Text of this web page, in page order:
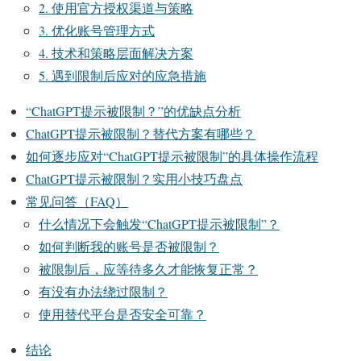
2. 使用官方授权渠道与策略
3. 优化账号管理方式
4. 技术和策略层面解决方案
5. 遇到限制后应对的应急措施
“ChatGPT提示被限制？”的优缺点分析
ChatGPT提示被限制？替代方案有哪些？
如何逐步应对“ChatGPT提示被限制”的具体操作流程
ChatGPT提示被限制？实用小技巧盘点
常见问答（FAQ）
什么情况下会触发“ChatGPT提示被限制”？
如何判断我的账号是否被限制？
被限制后，应等待多久才能恢复正常？
有没有办法绕过限制？
使用替代平台是否安全可靠？
结论